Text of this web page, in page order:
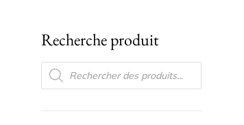
Recherche produit
RECHERCHE DE PRODUITS